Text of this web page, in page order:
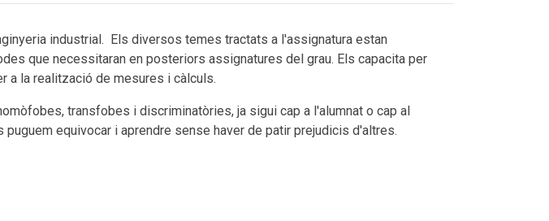
industrial. Els diversos temes tractats a l'assignatura estan
que necessitaran en posteriors assignatures del grau. Els capacita per
a la realització de mesures i càlculs.
transfobes i discriminatòries, ja sigui cap a l'alumnat o cap al
equivocar i aprendre sense haver de patir prejudicis d'altres.